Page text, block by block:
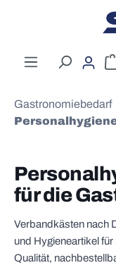
Zum Hauptinhalt
Gastronomiebedarf
für die
Verbandkästen nach
und Hygieneartikel
Qualität,